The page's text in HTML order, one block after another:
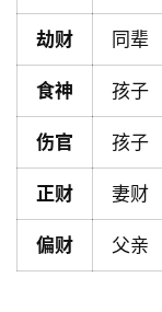
卜
梦
劫财 同辈
食神 孩子
伤官 孩子
正财 妻财
偏财 父亲